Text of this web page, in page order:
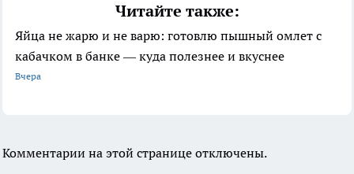
Читайте также:
Яйца не жарю и не варю: готовлю пышный омлет с
кабачком в банке — куда полезнее и вкуснее
Вчера
Комментарии на этой странице отключены.